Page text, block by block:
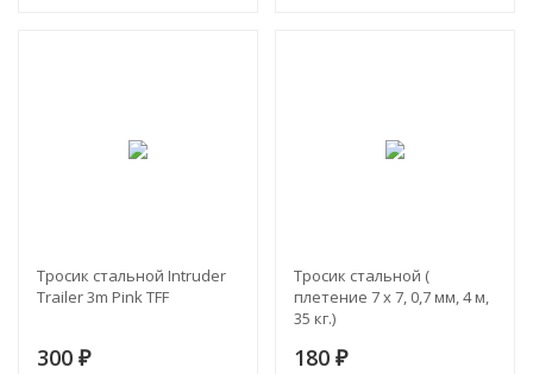
Тросик стальной Intruder
Trailer 3m Pink TFF
300 ₽
Тросик стальной (
плетение 7 х 7, 0,7 мм, 4 м,
35 кг.)
180 ₽